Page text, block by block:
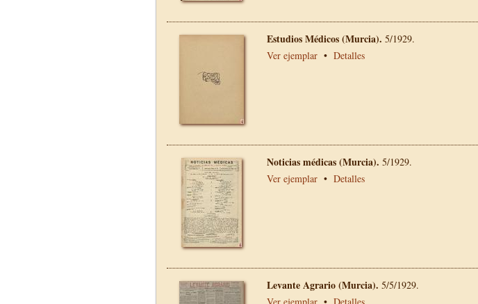
Estudios Médicos (Murcia). 5/1929.
Ver ejemplar • Detalles
Noticias médicas (Murcia). 5/1929.
Ver ejemplar • Detalles
Levante Agrario (Murcia). 5/5/1929.